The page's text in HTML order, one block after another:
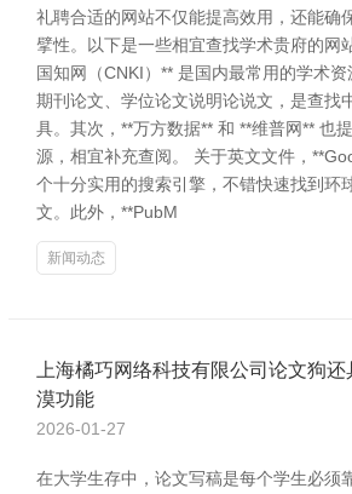
礼聘合适的网站不仅能提高效用，还能确
擘性。以下是一些相宜查找学术贵府的网
国知网（CNKI）** 是国内最常用的学术
期刊论文、学位论文说明论说文，是查找
具。其次，**万方数据** 和 **维普网** 也
源，相宜补充查阅。 关于英文文件，
个十分实用的搜索引擎，不错快速找到环
文。此外，**PubM
新闻动态
上海橘巧网络科技有限公司论文狗
漠功能
2026-01-27
在大学生存中，论文写稿是每个学生必须